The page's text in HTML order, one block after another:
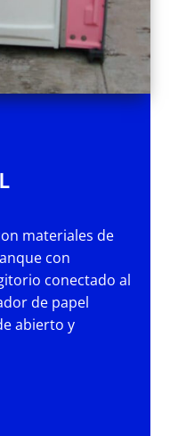
materiales de
con
conectado al
de papel
abierto y